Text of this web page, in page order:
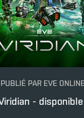
PUBLIÉ PAR EVE
- disponible